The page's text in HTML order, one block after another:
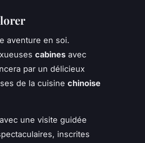
aventure en soi.
cabines avec
par un délicieux
de la cuisine chinoise
une visite guidée
inscrites